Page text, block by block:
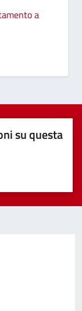
a
su questa